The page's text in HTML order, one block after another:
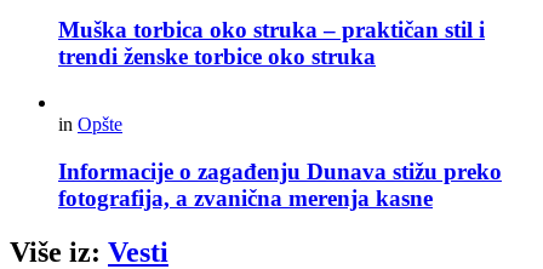
Muška torbica oko struka – praktičan stil i
trendi ženske torbice oko struka
in Opšte
Informacije o zagađenju Dunava stižu preko
fotografija, a zvanična merenja kasne
Više iz: Vesti